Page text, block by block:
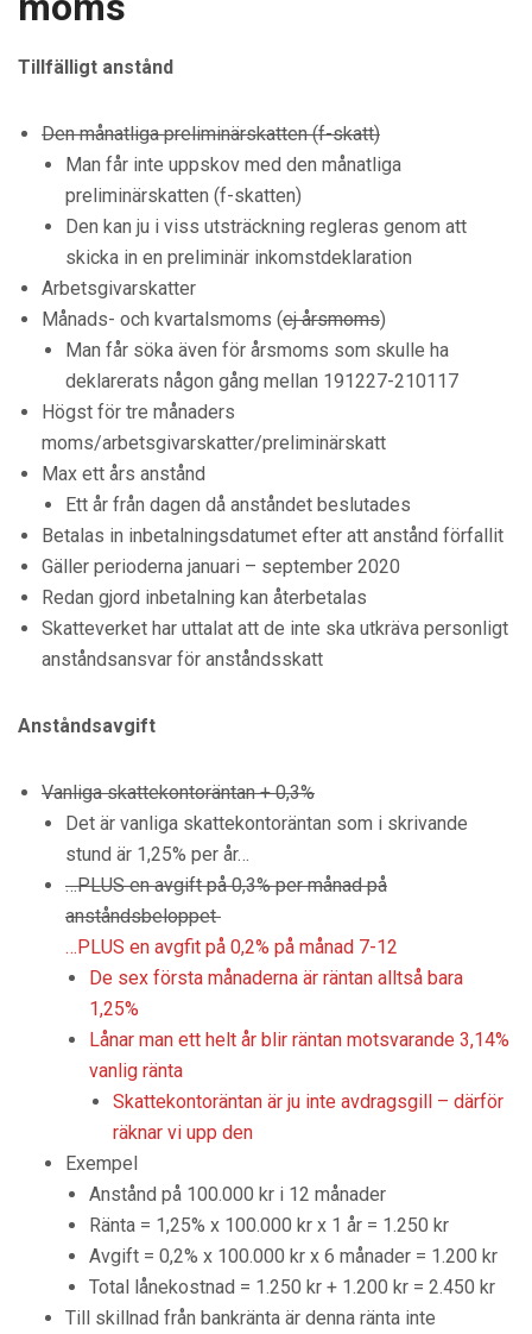
Tillfälligt anstånd
Den månatliga preliminärskatten (f-skatt)
Man får inte uppskov med den månatliga
preliminärskatten (f-skatten)
Den kan ju i viss utsträckning regleras genom att
skicka in en preliminär inkomstdeklaration
Arbetsgivarskatter
Månads- och kvartalsmoms (ej årsmoms)
Man får söka även för årsmoms som skulle ha
deklarerats någon gång mellan 191227-210117
Högst för tre månaders
moms/arbetsgivarskatter/preliminärskatt
Max ett års anstånd
Ett år från dagen då anståndet beslutades
Betalas in inbetalningsdatumet efter att anstånd förfallit
Gäller perioderna januari – september 2020
Redan gjord inbetalning kan återbetalas
Skatteverket har uttalat att de inte ska utkräva personligt
anståndsansvar för anståndsskatt
Anståndsavgift
Vanliga skattekontoräntan + 0,3%
Det är vanliga skattekontoräntan som i skrivande
stund är 1,25% per år…
…PLUS en avgift på 0,3% per månad på
anståndsbeloppet
…PLUS en avgfit på 0,2% på månad 7-12
De sex första månaderna är räntan alltså bara
1,25%
Lånar man ett helt år blir räntan motsvarande 3,14%
vanlig ränta
Skattekontoräntan är ju inte avdragsgill – därför
räknar vi upp den
Exempel
Anstånd på 100.000 kr i 12 månader
Ränta = 1,25% x 100.000 kr x 1 år = 1.250 kr
Avgift = 0,2% x 100.000 kr x 6 månader = 1.200 kr
Total lånekostnad = 1.250 kr + 1.200 kr = 2.450 kr
Till skillnad från bankränta är denna ränta inte